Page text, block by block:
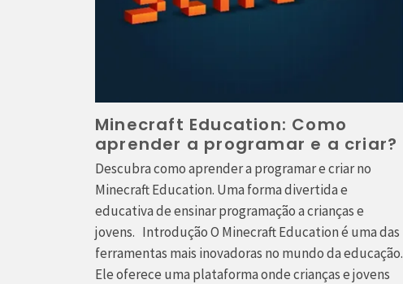
Minecraft Education: Como
aprender a programar e a criar?
Descubra como aprender a programar e criar no
Minecraft Education. Uma forma divertida e
educativa de ensinar programação a crianças e
jovens. Introdução O Minecraft Education é uma das
ferramentas mais inovadoras no mundo da educação.
Ele oferece uma plataforma onde crianças e jovens